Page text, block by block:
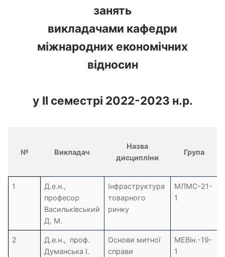
занять
викладачами кафедри
міжнародних економічних
відносин
у ІІ семестрі 2022-2023 н.р.
№ Викладач
Назва
дисципліни
Група
1
Д.е.н.,
професор
Васильківський
Д. М.
Інфраструктура
товарного
ринку
МЛМС-21-
1
2
Д.е.н., проф.
Думанська І.
Основи митної
справи
МЕВін.-19-
1